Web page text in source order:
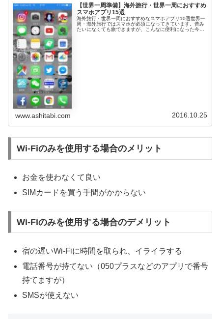
【世界一周準備】海外旅行・世界一周におすすめ
スマホアプリ15選
海外旅行・世界一周におすすめなスマホアプリ10選世界一
周・海外旅行ではスマホが必須になってきています。昔み
たいになくても旅できますが、こんなに便利になった今あ
www.ashitabi.com 2016.10.25
Wi-Fiのみを使用する場合のメリット
お金を使わなくて良い
SIMカードを買う手間がかからない
Wi-Fiのみを使用する場合のデメリット
宿の遅いWi-Fiに時間を取られ、イライラする
電話番号が持てない（050プラスなどのアプリで番号
持てますが）
SMSが使えない